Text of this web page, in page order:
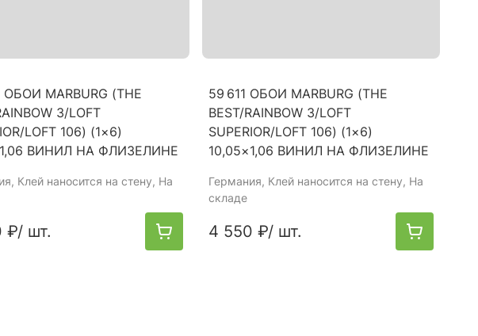
ОБОИ MARBURG (THE
3/LOFT
LOFT 106) (1×6)
ВИНИЛ НА ФЛИЗЕЛИНЕ
, Клей наносится на стену, На
₽/ шт.
59 611 ОБОИ MARBURG (THE
BEST/RAINBOW 3/LOFT
SUPERIOR/LOFT 106) (1×6)
10,05×1,06 ВИНИЛ НА ФЛИЗЕЛИНЕ
Германия, Клей наносится на стену, На
складе
4 550 ₽/ шт.